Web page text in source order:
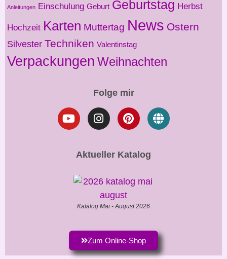
Anleitungen Einschulung Geburt Geburtstag Herbst
Hochzeit Karten Muttertag News Ostern
Silvester Techniken Valentinstag
Verpackungen Weihnachten
Folge mir
Aktueller Katalog
Katalog Mai - August 2026
Zum Online-Shop